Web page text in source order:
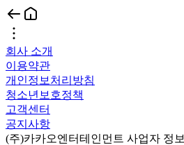
회사 소개
이용약관
개인정보처리방침
청소년보호정책
고객센터
공지사항
(주)카카오엔터테인먼트 사업자 정보